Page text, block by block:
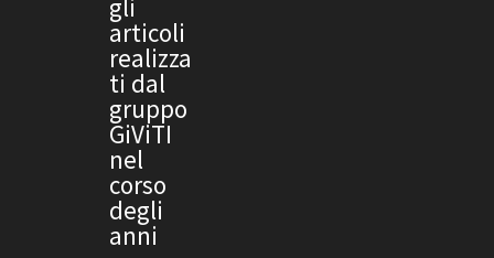
gli
articoli
realizza
ti dal
gruppo
GiViTI
nel
corso
degli
anni